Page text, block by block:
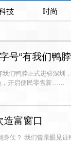
技 时尚
号“有我们鸭
们鸭脖正式进驻深圳
，开启便民零售新……
造富窗口
仗？ 我们曾亲眼见